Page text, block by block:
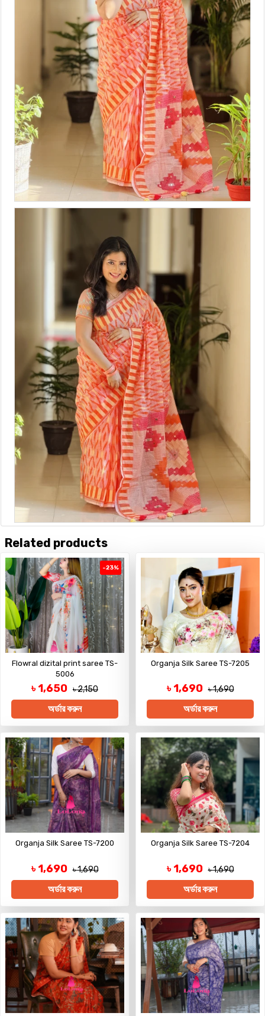
Related products
-23%
Flowral dizital print saree TS-
5006
৳ 1,650 ৳ 2,150
অর্ডার করুন
Organja Silk Saree TS-7205
৳ 1,690 ৳ 1,690
অর্ডার করুন
Organja Silk Saree TS-7200
৳ 1,690 ৳ 1,690
অর্ডার করুন
Organja Silk Saree TS-7204
৳ 1,690 ৳ 1,690
অর্ডার করুন